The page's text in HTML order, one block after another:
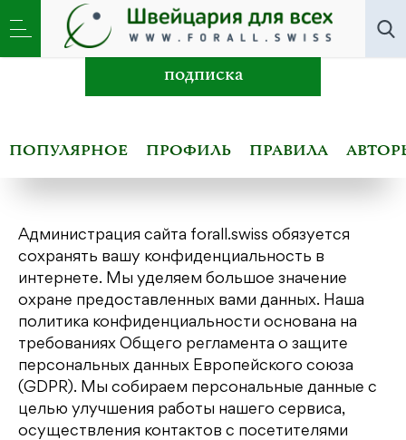
Политика конфиденциальности
подписка
ПОПУЛЯРНОЕ ПРОФИЛЬ ПРАВИЛА
Администрация сайта forall.swiss обязуется
сохранять вашу конфиденциальность в
интернете. Мы уделяем большое значение
охране предоставленных вами данных. Наша
политика конфиденциальности основана на
требованиях Общего регламента о защите
персональных данных Европейского союза
(GDPR). Мы собираем персональные данные с
целью улучшения работы нашего сервиса,
осуществления контактов с посетителями